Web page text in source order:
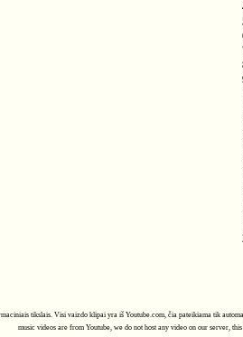
tikslais. Visi vaizdo klipai yra iš Youtube.com, čia pateikiama tik
music videos are from Youtube, we do not host any video on our server,